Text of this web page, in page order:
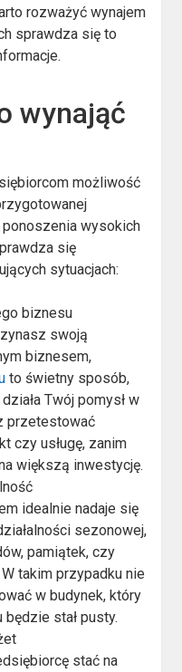
rozważyć wynajem
sprawdza się to
wynająć
możliwość
wysokich
się
sytuacjach:
biznesu
swoją
biznesem,
to świetny sposób,
Twój pomysł w
przetestować
czy usługę, zanim
większą inwestycję.
idealnie nadaje się
sezonowej,
pamiątek, czy
takim przypadku nie
w budynek, który
stał pusty.
stać na